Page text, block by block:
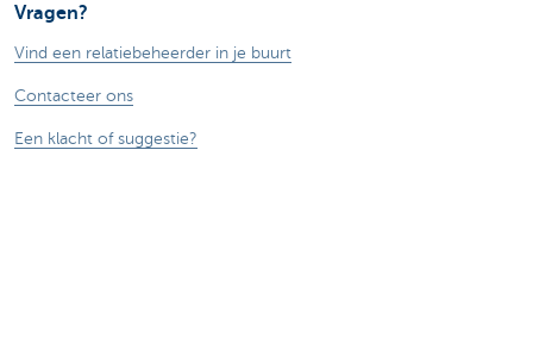
Vragen?
Vind een relatiebeheerder in je buurt
Contacteer ons
Een klacht of suggestie?